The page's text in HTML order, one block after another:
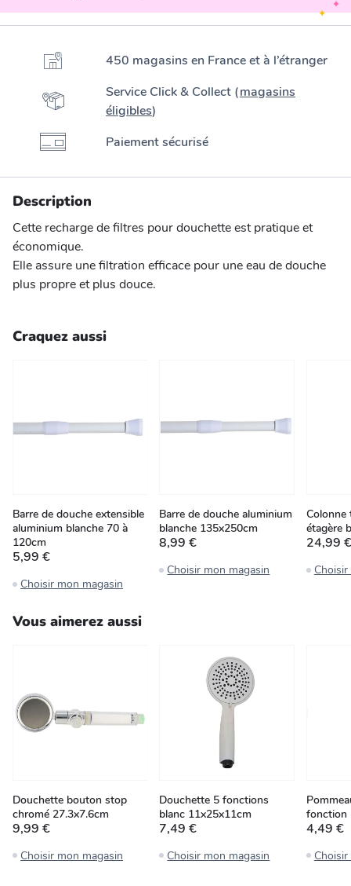
450 magasins en France et à l’étranger
Service Click & Collect (magasins
éligibles)
Paiement sécurisé
Description
Cette recharge de filtres pour douchette est pratique et
économique.
Elle assure une filtration efficace pour une eau de douche
plus propre et plus douce.
Craquez aussi
Barre de douche extensible
aluminium blanche 70 à
120cm
5,99 €
Choisir mon magasin
Barre de douche aluminium
blanche 135x250cm
8,99 €
Choisir mon magasin
Colonne
étagère
24,99 €
Vous aimerez aussi
Douchette bouton stop
chromé 27.3x7.6cm
9,99 €
Choisir mon magasin
Douchette 5 fonctions
blanc 11x25x11cm
7,49 €
Choisir mon magasin
fonction
4,49 €